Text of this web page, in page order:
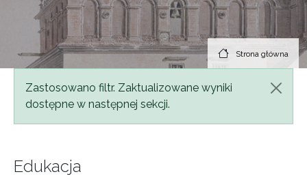
Strona główna
Komunikat
Zastosowano filtr. Zaktualizowane wyniki
dostępne w następnej sekcji.
Edukacja